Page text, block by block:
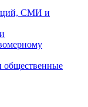
СМИ и
общественные